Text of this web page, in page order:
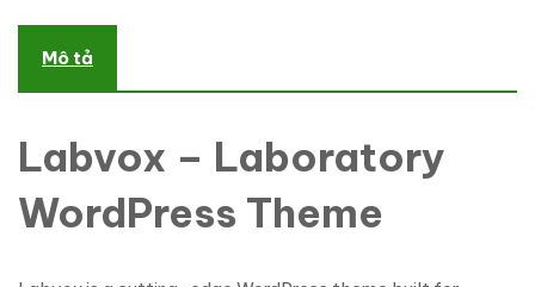
Mô tả
Labvox – Laboratory
WordPress Theme